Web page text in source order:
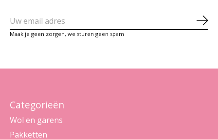
Maak je geen zorgen, we sturen geen spam
Categorieën
Wol en garens
Pakketten